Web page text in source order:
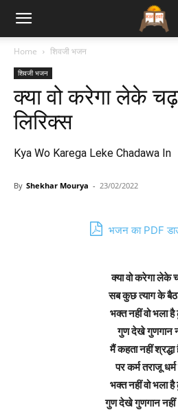
Bhajan
Lyrics
Home शिवजी भजन
शिवजी भजन
क्या वो करेगा लेके
लिरिक्स
Kya Wo Karega Leke Chadawa In
By Shekhar Mourya - 23/02/2022
भजन का PDF
क्या वो करेगा लेके
सब कुछ त्याग के
भक्त नहीं वो भला है
गुण देखे गुणगान
मैं कहता नहीं श्रद्धा
पर कर्म तराजू धर्म
भक्त नहीं वो भला है
गुण देखे गुणगान